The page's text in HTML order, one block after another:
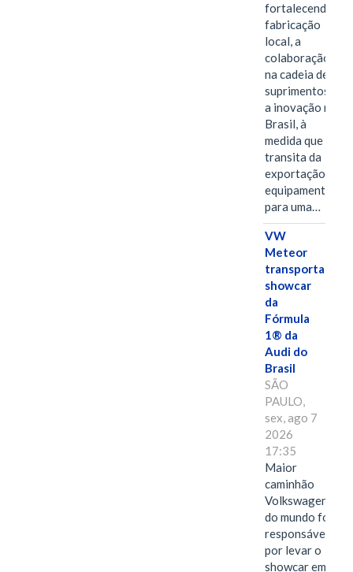
fortalecendo a
fabricação
local, a
colaboração
na cadeia de
suprimentos e
a inovação no
Brasil, à
medida que
transita da
exportação de
equipamentos
para uma…
VW
Meteor
transporta
showcar
da
Fórmula
1® da
Audi do
Brasil
SÃO
PAULO,
sex, ago 7
2026
17:35
Maior
caminhão
Volkswagen
do mundo foi
responsável
por levar o
showcar em